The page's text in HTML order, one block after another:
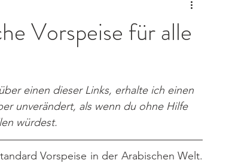
Vorspeise für alle
einen dieser Links, erhalte ich einen
unverändert, als wenn du ohne Hilfe
würdest.
Vorspeise in der Arabischen Welt.